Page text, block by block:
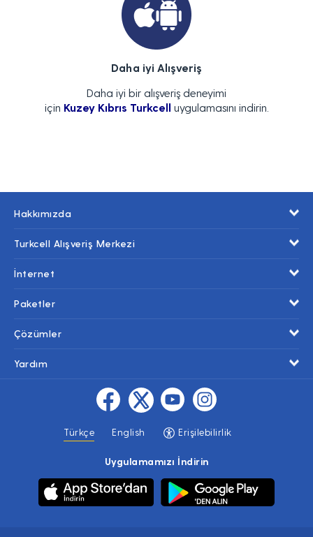
Daha iyi Alışveriş
Daha iyi bir alışveriş deneyimi
için Kuzey Kıbrıs Turkcell uygulamasını indirin.
Hakkımızda
Turkcell Alışveriş Merkezi
İnternet
Paketler
Çözümler
Yardım
Türkçe English Erişilebilirlik
Uygulamamızı İndirin